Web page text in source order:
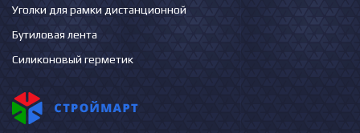
Уголки для рамки дистанционной
Бутиловая лента
Силиконовый герметик